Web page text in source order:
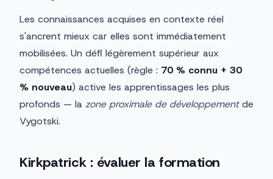
Les connaissances acquises en contexte réel
s'ancrent mieux car elles sont immédiatement
mobilisées. Un défi légèrement supérieur aux
compétences actuelles (règle : 70 % connu + 30
% nouveau) active les apprentissages les plus
profonds — la zone proximale de développementde
Vygotski.
Kirkpatrick : évaluer la formation